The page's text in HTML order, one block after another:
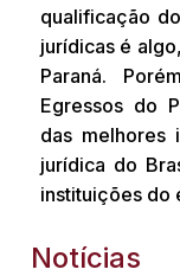
qualificação
jurídicas é
Paraná.
Egressos do
das melhores
jurídica do
instituições do
Notícias